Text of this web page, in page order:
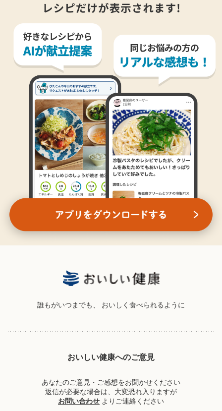
誰もがいつまでも、 おいしく食べられるように
おいしい健康へのご意見
あなたのご意見・ご感想をお聞かせください
返信が必要な場合は、大変恐れ入りますが
お問い合わせ よりご連絡ください